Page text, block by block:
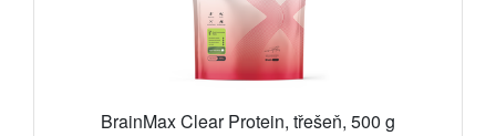
BrainMax Clear Protein, třešeň, 500 g